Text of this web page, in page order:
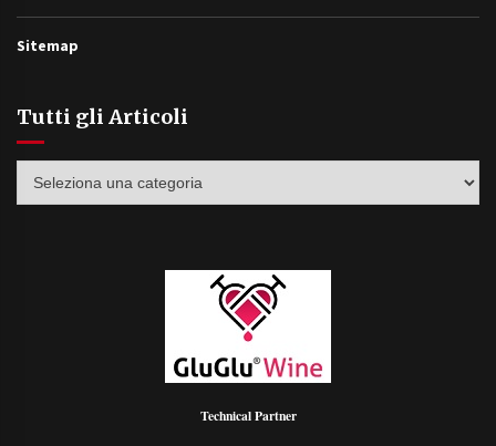
Sitemap
Tutti gli Articoli
Technical Partner